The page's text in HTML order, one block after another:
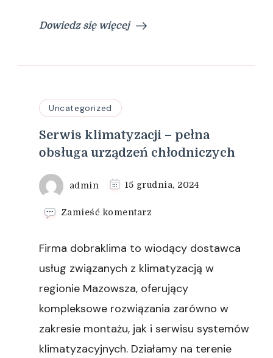
Dowiedz się więcej
Uncategorized
Serwis klimatyzacji – pełna
obsługa urządzeń chłodniczych
admin 15 grudnia, 2024
Zamieść komentarz
klimatyzacji
pełna
obsługa
chłodniczych
Firma dobraklima to wiodący dostawca
usług związanych z klimatyzacją w
regionie Mazowsza, oferujący
kompleksowe rozwiązania zarówno w
zakresie montażu, jak i serwisu systemów
klimatyzacyjnych. Działamy na terenie